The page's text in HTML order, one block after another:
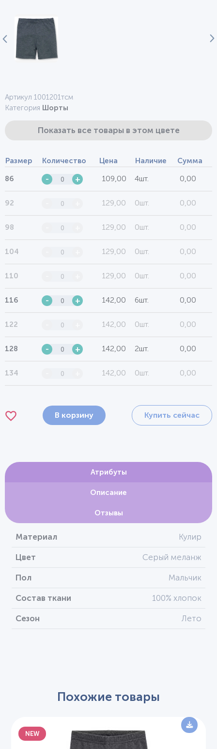
Артикул 1001201тсм
Категория Шорты
Показать все товары в этом цвете
Размер Количество Цена Наличие Сумма
86 - + 109,00 4шт. 0,00
92 129,00 0шт. 0,00
98 129,00 0шт. 0,00
104 129,00 0шт. 0,00
110 129,00 0шт. 0,00
116 - + 142,00 6шт. 0,00
122 142,00 0шт. 0,00
128 - + 142,00 2шт. 0,00
134 142,00 0шт. 0,00
В корзину Купить сейчас
Атрибуты
Описание
Отзывы
Материал Кулир
Цвет Серый меланж
Пол Мальчик
Состав ткани 100% хлопок
Сезон Лето
Похожие товары
NEW